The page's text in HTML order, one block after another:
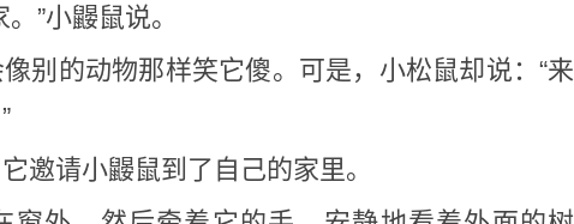
”小鼹鼠说。
别的动物那样笑它傻。可是，小松鼠却说：“来
邀请小鼹鼠到了自己的家里。